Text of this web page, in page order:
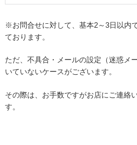
※お問合せに対して、基本2～3日以内
ております。
ただ、不具合・メールの設定（迷惑メ
いていないケースがございます。
その際は、お手数ですがお店にご連絡
す。